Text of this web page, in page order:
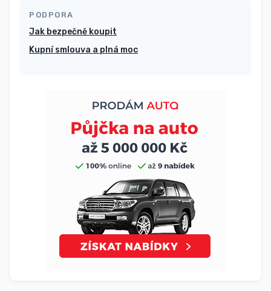
PODPORA
Jak bezpečně koupit
Kupní smlouva a plná moc